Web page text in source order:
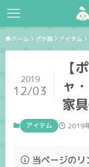
ホーム ポケ森 アイテム
【
ャ
家
2019
12/03
アイテム 2019
当ページのリ